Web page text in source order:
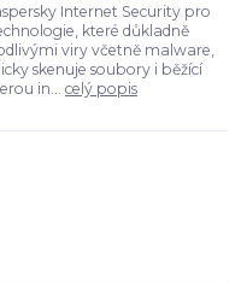
Internet Security pro
které důkladně
viry včetně malware,
skenuje soubory i běžící
in... celý popis